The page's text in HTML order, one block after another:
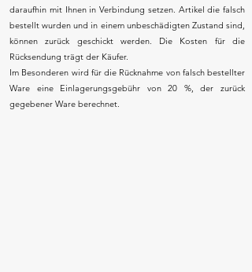
daraufhin mit Ihnen in Verbindung setzen. Artikel die falsch
bestellt wurden und in einem unbeschädigten Zustand sind,
können zurück geschickt werden. Die Kosten für die
Rücksendung trägt der Käufer.
Im Besonderen wird für die Rücknahme von falsch bestellter
Ware eine Einlagerungsgebühr von 20 %, der zurück
gegebener Ware berechnet.